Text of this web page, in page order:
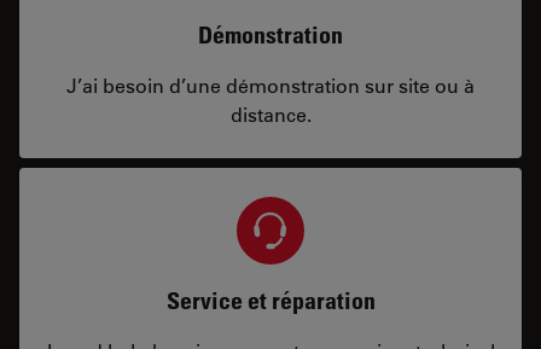
Démonstration
J’ai besoin d’une démonstration sur site ou à
distance.
Service et réparation